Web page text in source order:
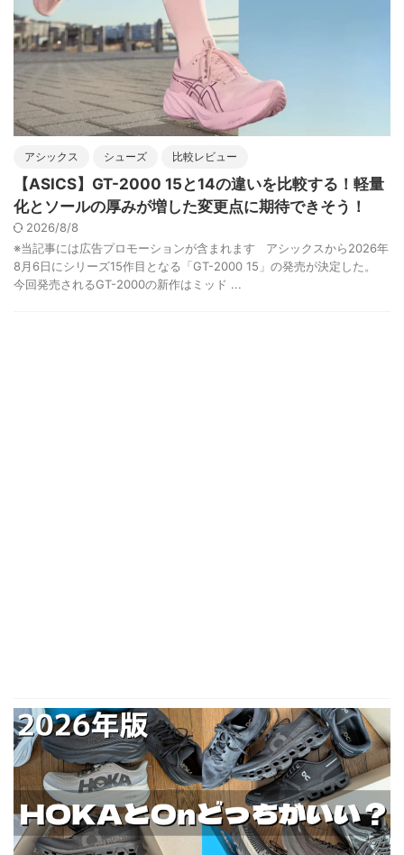
アシックス シューズ 比較レビュー
【ASICS】GT-2000 15と14の違いを比較する！軽量
化とソールの厚みが増した変更点に期待できそう！
2026/8/8
※当記事には広告プロモーションが含まれます アシックスから2026年
8月6日にシリーズ15作目となる「GT-2000 15」の発売が決定した。
今回発売されるGT-2000の新作はミッド ...